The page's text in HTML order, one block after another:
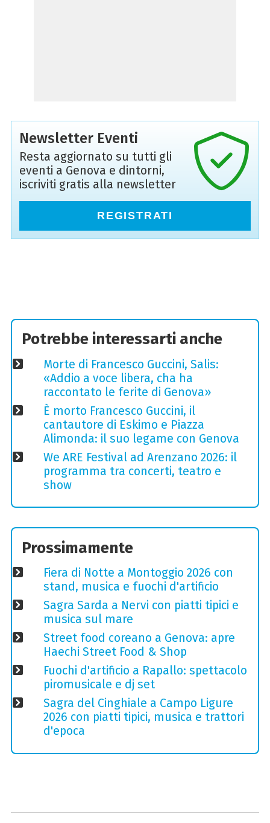
Newsletter Eventi
Resta aggiornato su tutti gli
eventi a Genova e dintorni,
iscriviti gratis alla newsletter
REGISTRATI
Potrebbe interessarti anche
Morte di Francesco Guccini, Salis:
«Addio a voce libera, cha ha
raccontato le ferite di Genova»
È morto Francesco Guccini, il
cantautore di Eskimo e Piazza
Alimonda: il suo legame con Genova
We ARE Festival ad Arenzano 2026: il
programma tra concerti, teatro e
show
Prossimamente
Fiera di Notte a Montoggio 2026 con
stand, musica e fuochi d'artificio
Sagra Sarda a Nervi con piatti tipici e
musica sul mare
Street food coreano a Genova: apre
Haechi Street Food & Shop
Fuochi d'artificio a Rapallo: spettacolo
piromusicale e dj set
Sagra del Cinghiale a Campo Ligure
2026 con piatti tipici, musica e trattori
d'epoca